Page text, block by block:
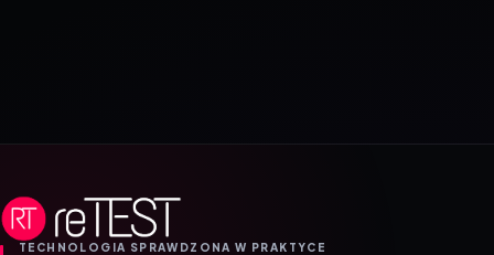
TECHNOLOGIA SPRAWDZONA W PRAKTYCE